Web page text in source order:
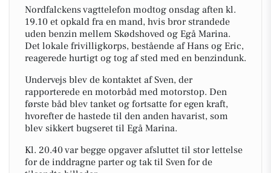
Nordfalckens vagttelefon modtog onsdag aften kl.
19.10 et opkald fra en mand, hvis bror strandede
uden benzin mellem Skødshoved og Egå Marina.
Det lokale frivilligkorps, bestående af Hans og Eric,
reagerede hurtigt og tog af sted med en benzindunk.
Undervejs blev de kontaktet af Sven, der
rapporterede en motorbåd med motorstop. Den
første båd blev tanket og fortsatte for egen kraft,
hvorefter de hastede til den anden havarist, som
blev sikkert bugseret til Egå Marina.
Kl. 20.40 var begge opgaver afsluttet til stor lettelse
for de inddragne parter og tak til Sven for de